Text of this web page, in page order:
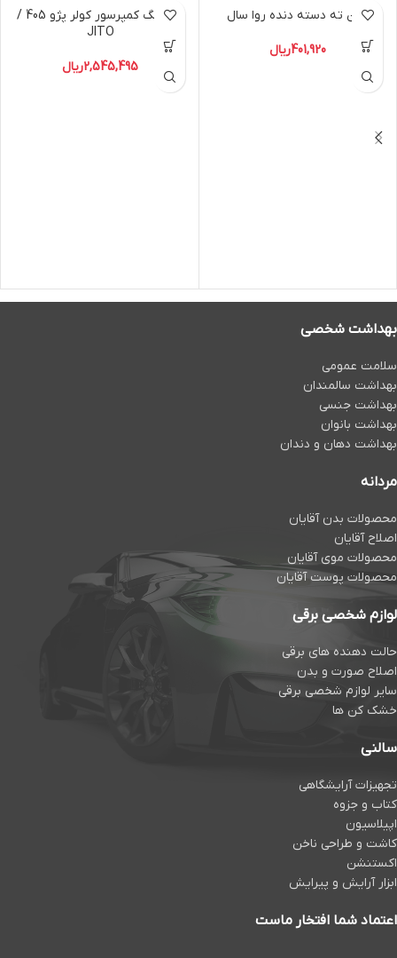
آهن ته دسته دنده روا سال
401,920ریال
بلبرینگ کمپرسور کولر پژو 405 /
JITO
2,545,495ریال
بهداشت شخصی
سلامت عمومی
بهداشت سالمندان
بهداشت جنسی
بهداشت بانوان
بهداشت دهان و دندان
مردانه
محصولات بدن آقایان
اصلاح آقایان
محصولات موی آقایان
محصولات پوست آقایان
لوازم شخصی برقی
حالت دهنده های برقی
اصلاح صورت و بدن
سایر لوازم شخصی برقی
خشک کن ها
سالنی
تجهیزات آرایشگاهی
کتاب و جزوه
اپیلاسیون
کاشت و طراحی ناخن
اکستنشن
ابزار آرایش و پیرایش
اعتماد شما افتخار ماست